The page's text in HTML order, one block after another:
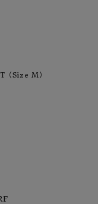
Size M）